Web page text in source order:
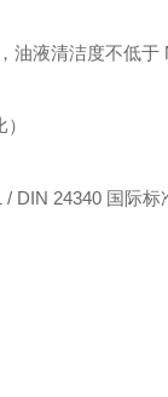
油液清洁度不低于
/ DIN 24340 国际标